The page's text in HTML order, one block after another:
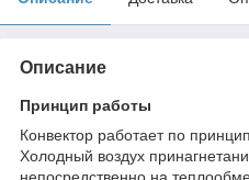
Описание
Принцип работы
Конвектор работает по
Холодный воздух
непосредственно на